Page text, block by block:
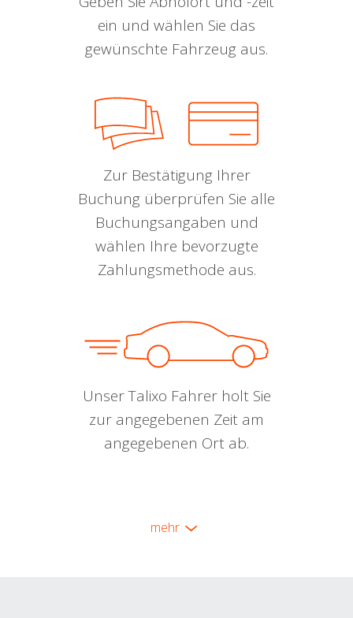
ein und wählen Sie das
gewünschte Fahrzeug aus.
Zur Bestätigung Ihrer
Buchung überprüfen Sie alle
Buchungsangaben und
wählen Ihre bevorzugte
Zahlungsmethode aus.
Unser Talixo Fahrer holt Sie
zur angegebenen Zeit am
angegebenen Ort ab.
mehr